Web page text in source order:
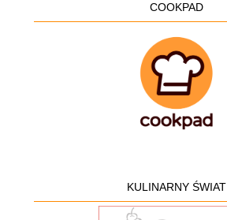
COOKPAD
KULINARNY ŚWIAT